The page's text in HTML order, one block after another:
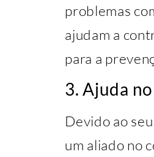
problemas
ajudam a
para a
3. Ajuda
Devido ao
um aliado no